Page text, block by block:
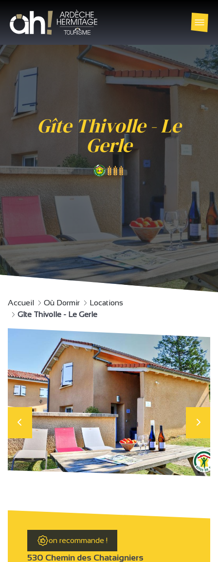
Gîte Thivolle - Le
Gerle
Accueil Où Dormir
Locations
Gîte Thivolle - Le Gerle
on recommande !
530 Chemin des Chataigniers